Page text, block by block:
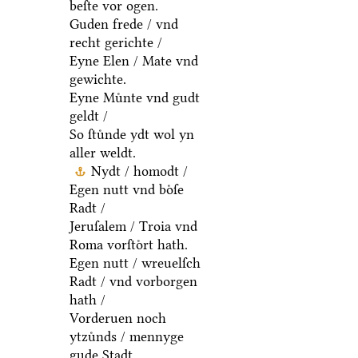
beſte vor ogen.
Guden frede / vnd
recht gerichte /
Eyne Elen / Mate vnd
gewichte.
Eyne Muͤnte vnd gudt
geldt /
So ſtuͤnde ydt wol yn
aller weldt.
Nydt / homodt /
Egen nutt vnd boͤſe
Radt /
Jeruſalem / Troia vnd
Roma vorſtoͤrt hath.
Egen nutt / wreuelſch
Radt / vnd vorborgen
hath /
Vorderuen noch
ytzuͤnds / mennyge